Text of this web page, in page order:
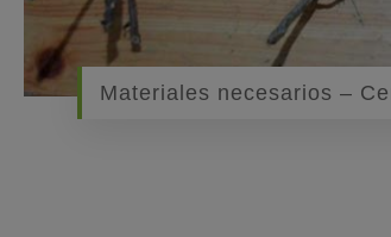
Materiales necesarios –